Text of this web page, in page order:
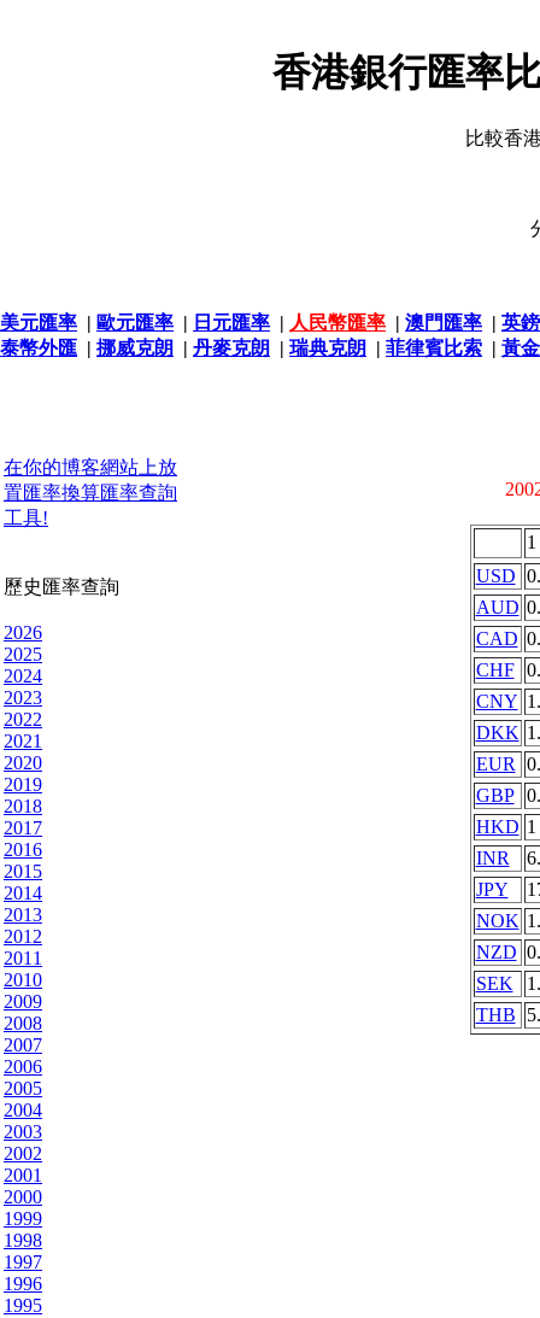
香港銀行匯率
比較香
美元匯率 | 歐元匯率 | 日元匯率 | 人民幣匯率 | 澳門匯率 | 英
泰幣外匯 | 挪威克朗 | 丹麥克朗 | 瑞典克朗 | 菲律賓比索 | 黃
在你的博客網站上放
置匯率換算匯率查詢
工具!
歷史匯率查詢
2026
2025
2024
2023
2022
2021
2020
2019
2018
2017
2016
2015
2014
2013
2012
2011
2010
2009
2008
2007
2006
2005
2004
2003
2002
2001
2000
1999
1998
1997
1996
1995
1
USD
AUD
CAD
CHF
CNY
DKK
EUR
GBP
HKD 1
INR
JPY
NOK
NZD
SEK
THB